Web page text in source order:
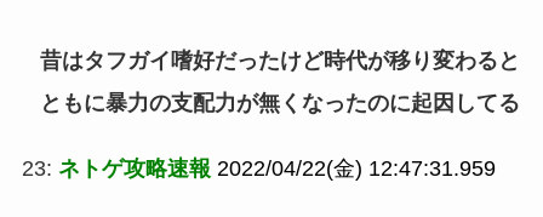
昔はタフガイ嗜好だったけど時代が移り変わると
ともに暴力の支配力が無くなったのに起因してる
23: ネトゲ攻略速報 2022/04/22(金) 12:47:31.959